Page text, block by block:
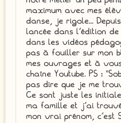
maximum avec mes
danse, je rigole...
lancée dans l'édition
dans les vidéos
pas à fouiller sur mon
mes ouvrages et à
chaîne Youtube. PS :
pas dire que je me
Ce sont juste les
ma famille et j'ai
mon vrai prénom, c'est